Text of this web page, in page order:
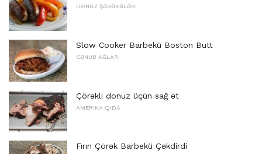
DONUZ ŞƏBƏKƏLƏRI
Slow Cooker Barbekü Boston Butt
CƏNUB AĞLARI
Çörəkli donuz üçün sağ ət
AMERIKA QIDA
Fırın Çörək Barbekü Çəkdirdi